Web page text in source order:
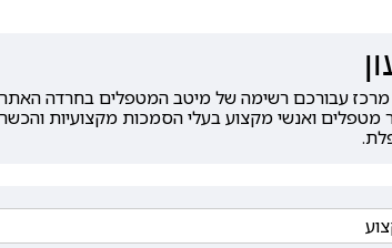
עבורכם רשימה של מיטב המטפלים בחרדה האתר
מטפלים ואנשי מקצוע בעלי הסמכות מקצועיות